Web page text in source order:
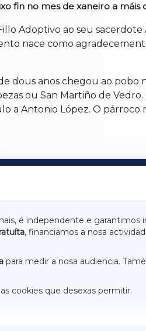
fin no mes de xaneiro a
Adoptivo ao seu
nace como
dous anos chegou ao
ou San Martiño de
a Antonio López. O
é independente e garantimos
, financiamos a nosa
para medir a nosa audiencia.
cookies que desexas permitir.
LUGOXA
RIBEIRASACRAXA